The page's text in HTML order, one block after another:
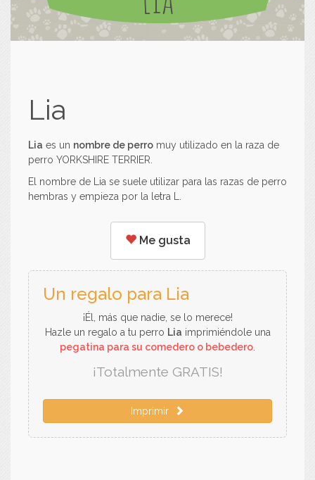
Lia
Lia es un nombre de perro muy utilizado en la raza de
perro YORKSHIRE TERRIER.
El nombre de Lia se suele utilizar para las razas de perro
hembras y empieza por la letra L.
Me gusta
Un regalo para Lia
¡Él, más que nadie, se lo merece!
Hazle un regalo a tu perro Lia imprimiéndole una
pegatina para su comedero o bebedero
¡Totalmente GRATIS!
Imprimir